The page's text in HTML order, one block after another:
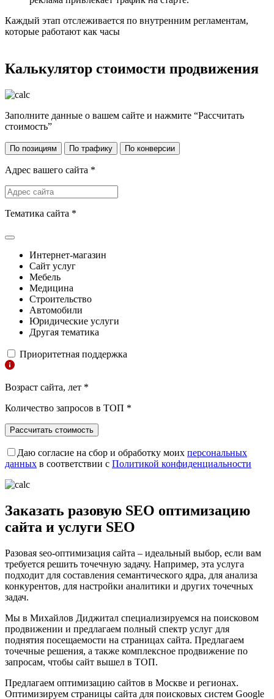
Каждый этап отслеживается по внутренним регламентам,
которые работают как часы
Калькулятор стоимости продвижения
Заполните данные о вашем сайте и нажмите “Рассчитать
стоимость”
По позициям По трафику По конверсии
Адрес вашего сайта *
Тематика сайта *
Интернет-магазин
Сайт услуг
Мебель
Медицина
Строительство
Автомобили
Юридические услуги
Другая тематика
Приоритетная поддержка
Возраст сайта, лет *
Количество запросов в ТОП *
Рассчитать стоимость
Даю согласие на сбор и обработку моих персональных
данных в соответствии с Политикой конфиденциальности
Заказать разовую SEO оптимизацию
сайта и услуги SEO
Разовая seo-оптимизация сайта – идеальный выбор, если вам
требуется решить точечную задачу. Например, эта услуга
подходит для составления семантического ядра, для анализа
конкурентов, для настройки аналитики и других точечных
задач.
Мы в Михайлов Диджитал специализируемся на поисковом
продвижении и предлагаем полный спектр услуг для
поднятия посещаемости на страницах сайта. Предлагаем
точечные решения, а также комплексное продвижение по
запросам, чтобы сайт вышел в ТОП.
Предлагаем оптимизацию сайтов в Москве и регионах.
Оптимизируем страницы сайта для поисковых систем Google